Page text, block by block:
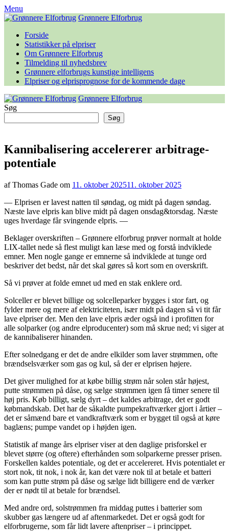
Skip
to
Menu
Grønnere Elforbrug
Forside
Statistikker på elpriser
Om Grønnere Elforbrug
Tilmelding til nyhedsbrev
Grønnere elforbrugs kunstige intelligens
Elpriser og elprisprognose for de kommende dage
Grønnere Elforbrug
Søg
Søg
Kannibalisering accelererer arbitrage-
potentiale
af Thomas Gade om 11. oktober 202511. oktober 2025
— Elprisen er lavest natten til søndag, og midt på dagen søndag.
Næste lave elpris kan blive midt på dagen onsdag&torsdag. Næste
uges hverdage får svingende elpris. —
Beklager overskriften – Grønnere elforbrug prøver normalt at holde
LIX-tallet nede så flest muligt kan læse med og forstå indviklede
emner. Men nogle gange er emnerne så indviklede at tunge ord
beskriver det bedst, når det skal gøres så kort som en overskrift.
Så vi prøver at folde emnet ud med en stak enklere ord.
Solceller er blevet billige og solcelleparker bygges i stor fart, og
fylder mere og mere af elektriciteten, især midt på dagen så vi tit får
lave elpriser der. Men den lave elpris æder også ind i profitten for
alle solparker (og andre elproducenter) som må skrue ned; vi siger at
de kannibaliserer hinanden.
Efter solnedgang er det de andre elkilder som laver strømmen, ofte
brændselsværker som gas og kul, så der er elprisen højere.
Det giver mulighed for at købe billig strøm når solen står højest,
putte strømmen på dåse, og sælge strømmen igen få timer senere til
høj pris. Køb billigt, sælg dyrt – det kaldes arbitrage, det er godt
købmandskab. Det har de såkaldte pumpekraftværker gjort i årtier –
det er såmænd bare et vandkraftværk som er bygget til også at køre
baglæns; pumpe vandet op i højden igen.
Statistik af mange års elpriser viser at den daglige prisforskel er
blevet større (og oftere) efterhånden som solparkerne presser prisen.
Forskellen kaldes potentiale, og det er accelereret. Hvis potentialet er
stort nok, tit nok, i nok år, kan det være nok til at betale et batteri
som kan putte strøm på dåse og sælge lidt billigere end de værker
der er nødt til at betale for brændsel.
Med andre ord, solstrømmen fra middag puttes i batterier som
skubber gas længere ud af aftenmarkedet. Det er også godt for
elforbrugerne, som får lidt lavere aftenpriser – i princippet.